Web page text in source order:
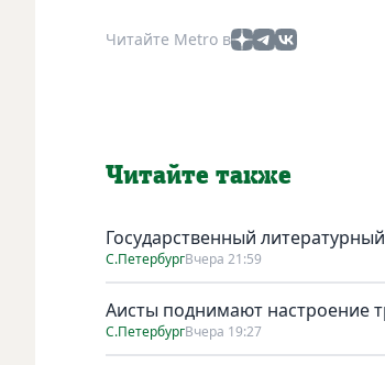
Читайте Metro в
Читайте также
Государственный
С.ПетербургВчера 21:59
Аисты поднимают настроение
С.ПетербургВчера 19:27